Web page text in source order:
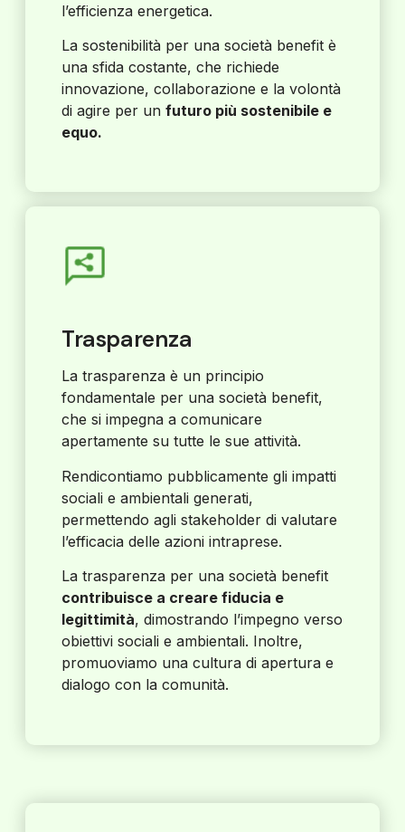
l’efficienza energetica.
La sostenibilità per una società benefit è
una sfida costante, che richiede
innovazione, collaborazione e la volontà
di agire per un futuro più sostenibile e
equo.
Trasparenza
La trasparenza è un principio
fondamentale per una società benefit,
che si impegna a comunicare
apertamente su tutte le sue attività.
Rendicontiamo pubblicamente gli impatti
sociali e ambientali generati,
permettendo agli stakeholder di valutare
l’efficacia delle azioni intraprese.
La trasparenza per una società benefit
contribuisce a creare fiducia e
legittimità, dimostrando l’impegno verso
obiettivi sociali e ambientali. Inoltre,
promuoviamo una cultura di apertura e
dialogo con la comunità.